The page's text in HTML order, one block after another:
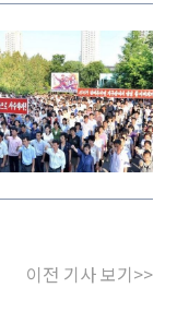
이전 기사 보기>>